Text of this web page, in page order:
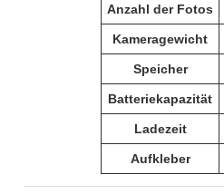
Anzahl der Fotos
Kameragewicht
Speicher
Batteriekapazität
Ladezeit
Aufkleber